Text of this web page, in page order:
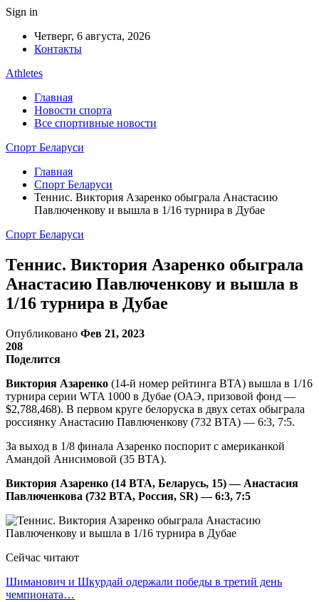
Sign in
Четверг, 6 августа, 2026
Контакты
Athletes
Главная
Новости спорта
Все спортивные новости
Спорт Беларуси
Главная
Спорт Беларуси
Теннис. Виктория Азаренко обыграла Анастасию
Павлюченкову и вышла в 1/16 турнира в Дубае
Спорт Беларуси
Теннис. Виктория Азаренко обыграла
Анастасию Павлюченкову и вышла в
1/16 турнира в Дубае
Опубликовано Фев 21, 2023
208
Поделится
Виктория Азаренко (14-й номер рейтинга ВТА) вышла в 1/16
турнира серии WTA 1000 в Дубае (ОАЭ, призовой фонд —
$2,788,468). В первом круге белоруска в двух сетах обыграла
россиянку Анастасию Павлюченкову (732 ВТА) — 6:3, 7:5.
За выход в 1/8 финала Азаренко поспорит с американкой
Амандой Анисимовой (35 ВТА).
Виктория Азаренко (14 ВТА, Беларусь, 15) — Анастасия
Павлюченкова (732 ВТА, Россия, SR) — 6:3, 7:5
Сейчас читают
Шиманович и Шкурдай одержали победы в третий день
чемпионата…